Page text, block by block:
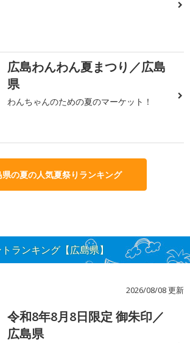
広島わんわん夏まつり／広島
県
わんちゃんのための夏のマーケット！
県の夏の人気夏祭りランキング
ランキング【広島県】
2026/08/08 更新
令和8年8月8日限定 御朱印／
広島県